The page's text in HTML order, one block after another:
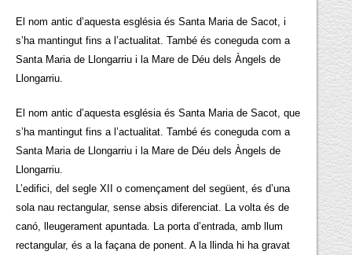
El nom antic d’aquesta església és Santa Maria de Sacot, i
s’ha mantingut fins a l’actualitat. També és coneguda com a
Santa Maria de Llongarriu i la Mare de Déu dels Àngels de
Llongarriu.
El nom antic d’aquesta església és Santa Maria de Sacot, que
s’ha mantingut fins a l’actualitat. També és coneguda com a
Santa Maria de Llongarriu i la Mare de Déu dels Àngels de
Llongarriu.
L’edifici, del segle XII o començament del següent, és d’una
sola nau rectangular, sense absis diferenciat. La volta és de
canó, lleugerament apuntada. La porta d’entrada, amb llum
rectangular, és a la façana de ponent. A la llinda hi ha gravat